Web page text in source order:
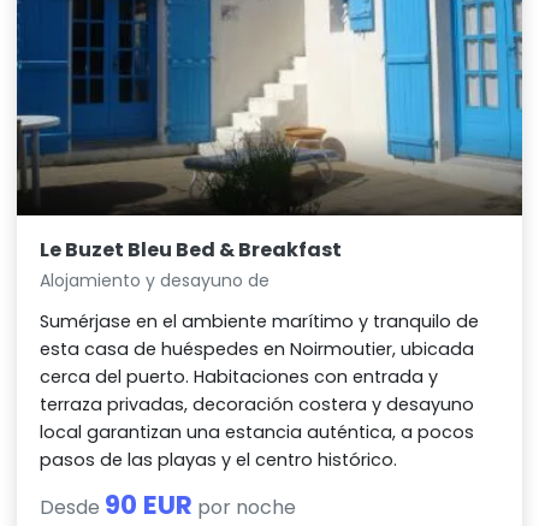
Le Buzet Bleu Bed & Breakfast
Alojamiento y desayuno de
Sumérjase en el ambiente marítimo y tranquilo de
esta casa de huéspedes en Noirmoutier, ubicada
cerca del puerto. Habitaciones con entrada y
terraza privadas, decoración costera y desayuno
local garantizan una estancia auténtica, a pocos
pasos de las playas y el centro histórico.
Desde 90 EUR por noche